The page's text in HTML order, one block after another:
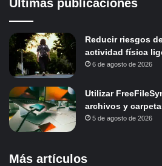
Últimas publicaciones
Reducir riesgos
actividad física
6 de agosto de 2026
Utilizar
archivos y
5 de agosto de 2026
Más artículos